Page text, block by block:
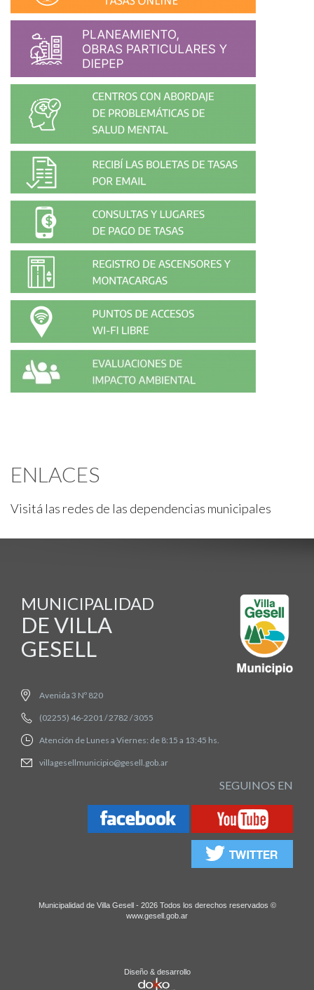
ENLACES
Visitá las redes de las dependencias municipales
MUNICIPALIDAD
DE VILLA
GESELL
Avenida 3 Nº 820
(02255) 46-2201 / 2782 / 3055
Atención de Lunes a Viernes: de 8:15 a 13:45 hs.
villagesellmunicipio@gesell.gob.ar
SEGUINOS EN
Municipalidad de Villa Gesell - 2026 Todos los derechos reservados ©
www.gesell.gob.ar
Diseño & desarrollo